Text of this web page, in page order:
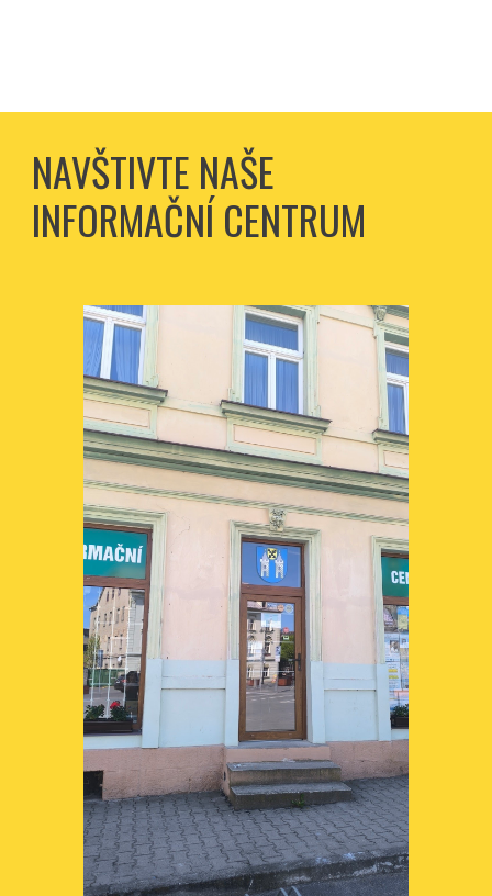
NAVŠTIVTE NAŠE
INFORMAČNÍ CENTRUM